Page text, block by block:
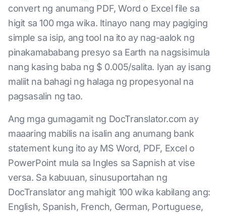
convert ng anumang PDF, Word o Excel file sa
higit sa 100 mga wika. Itinayo nang may pagiging
simple sa isip, ang tool na ito ay nag-aalok ng
pinakamababang presyo sa Earth na nagsisimula
nang kasing baba ng $ 0.005/salita. Iyan ay isang
maliit na bahagi ng halaga ng propesyonal na
pagsasalin ng tao.
Ang mga gumagamit ng DocTranslator.com ay
maaaring mabilis na isalin ang anumang bank
statement kung ito ay MS Word, PDF, Excel o
PowerPoint mula sa Ingles sa Sapnish at vise
versa. Sa kabuuan, sinusuportahan ng
DocTranslator ang mahigit 100 wika kabilang ang:
English, Spanish, French, German, Portuguese,